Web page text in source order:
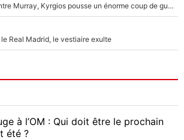
Victime de racisme contre Murray, Kyrgios pousse un énorme coup de gueule !
Real Madrid, le vestiaire exulte
à l’OM : Qui doit être le prochain
été ?